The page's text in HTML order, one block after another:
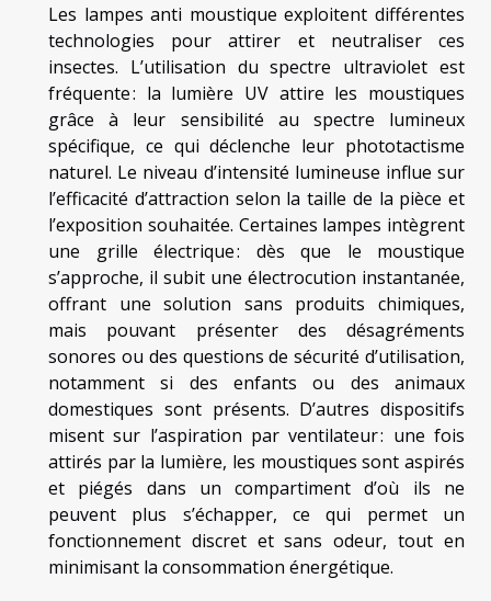
Les lampes anti moustique exploitent différentes
technologies pour attirer et neutraliser ces
insectes. L’utilisation du spectre ultraviolet est
fréquente : la lumière UV attire les moustiques
grâce à leur sensibilité au spectre lumineux
spécifique, ce qui déclenche leur phototactisme
naturel. Le niveau d’intensité lumineuse influe sur
l’efficacité d’attraction selon la taille de la pièce et
l’exposition souhaitée. Certaines lampes intègrent
une grille électrique : dès que le moustique
s’approche, il subit une électrocution instantanée,
offrant une solution sans produits chimiques,
mais pouvant présenter des désagréments
sonores ou des questions de sécurité d’utilisation,
notamment si des enfants ou des animaux
domestiques sont présents. D’autres dispositifs
misent sur l’aspiration par ventilateur : une fois
attirés par la lumière, les moustiques sont aspirés
et piégés dans un compartiment d’où ils ne
peuvent plus s’échapper, ce qui permet un
fonctionnement discret et sans odeur, tout en
minimisant la consommation énergétique.